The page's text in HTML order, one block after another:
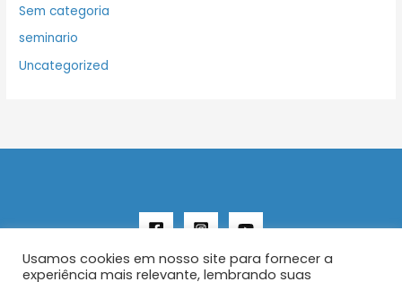
Sem categoria
seminario
Uncategorized
Usamos cookies em nosso site para fornecer a
experiência mais relevante, lembrando suas